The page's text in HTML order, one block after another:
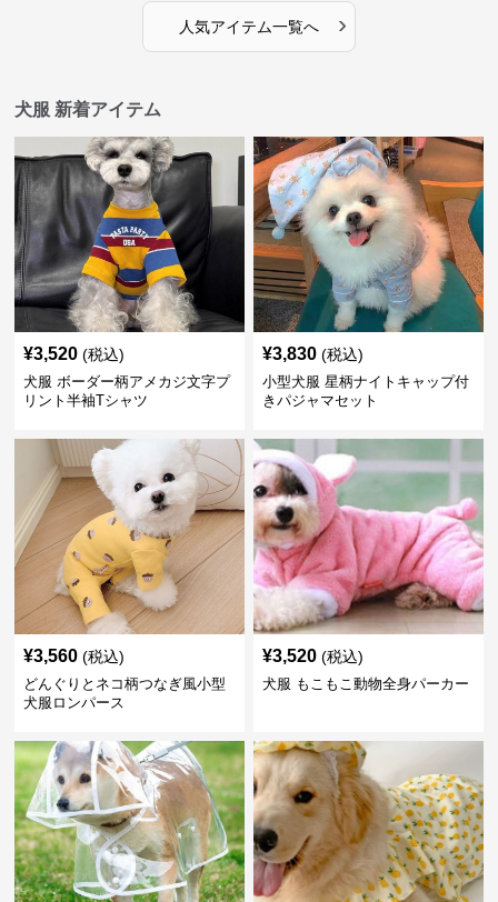
人気アイテム一覧へ ›
犬服 新着アイテム
¥3,520 (税込)
犬服 ボーダー柄アメカジ文字プ
リント半袖Tシャツ
¥3,830 (税込)
小型犬服 星柄ナイトキャップ付
きパジャマセット
¥3,560 (税込)
どんぐりとネコ柄つなぎ風小型
犬服ロンパース
¥3,520 (税込)
犬服 もこもこ動物全身パーカー